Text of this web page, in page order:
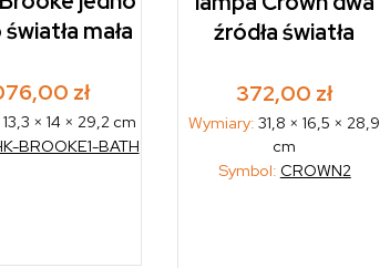
mała
zł
13,3 × 14 × 29,2 cm
BROOKE1-BATH
źródła światła
372,00 zł
Wymiary:31,8 × 16,5 × 28,9
cm
Symbol: CROWN2